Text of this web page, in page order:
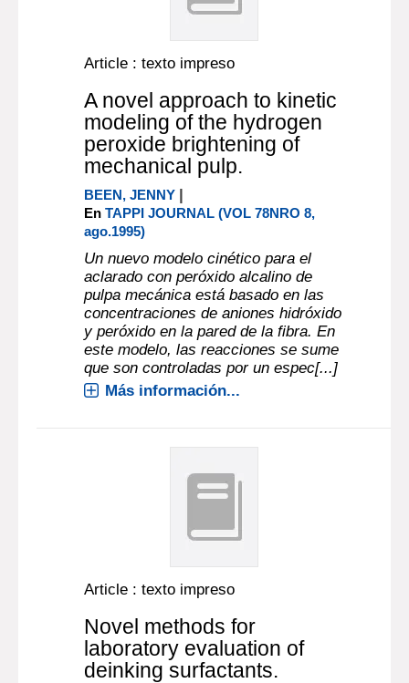
Article : texto impreso
A novel approach to kinetic
modeling of the hydrogen
peroxide brightening of
mechanical pulp.
BEEN, JENNY |
EnTAPPI JOURNAL (VOL 78NRO 8,
ago.1995)
Un nuevo modelo cinético para el
aclarado con peróxido alcalino de
pulpa mecánica está basado en las
concentraciones de aniones hidróxido
y peróxido en la pared de la fibra. En
este modelo, las reacciones se sume
que son controladas por un espec[...]
Más información...
Article : texto impreso
Novel methods for
laboratory evaluation of
deinking surfactants.